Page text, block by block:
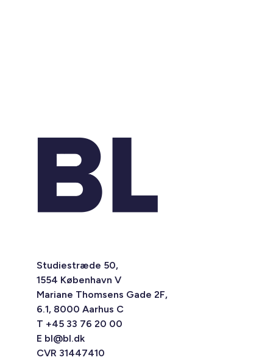
Studiestræde 50,
1554 København V
Mariane Thomsens Gade 2F,
6.1, 8000 Aarhus C
T +45 33 76 20 00
E bl@bl.dk
CVR 31447410